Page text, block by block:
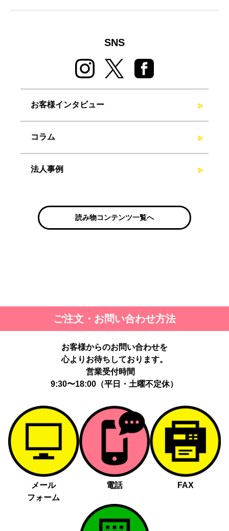
SNS
お客様インタビュー
コラム
法人事例
読み物コンテンツ一覧へ
ご注文・お問い合わせ方法
お客様からのお問い合わせを
心よりお待ちしております。
営業受付時間
9:30〜18:00（平日・土曜不定休）
メール
フォーム
電話 FAX